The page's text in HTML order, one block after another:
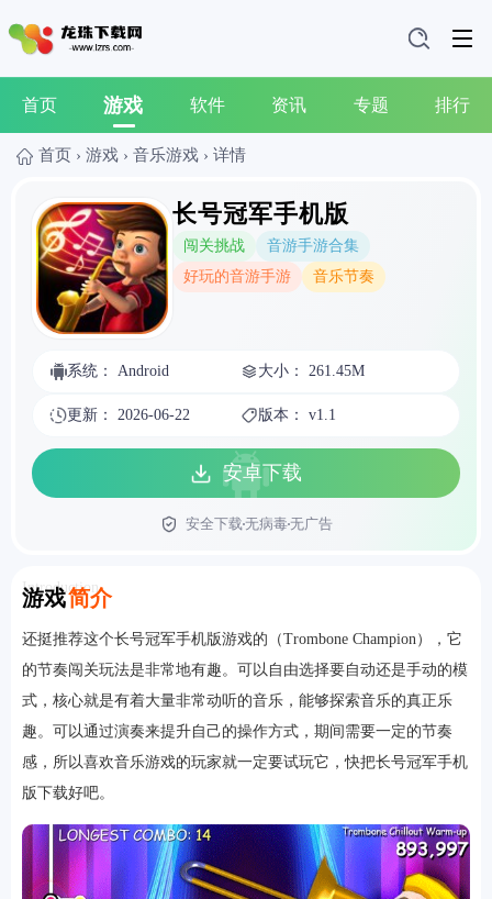
首页 游戏 软件 资讯 专题 排行
首页 › 游戏 › 音乐游戏 › 详情
长号冠军手机版
闯关挑战
音游手游合集
好玩的音游手游
音乐节奏
系统： Android 大小： 261.45M
更新： 2026-06-22 版本： v1.1
安卓下载
安全下载无病毒无广告
游戏简介
Introduction
还挺推荐这个长号冠军手机版游戏的（Trombone Champion），它
的节奏闯关玩法是非常地有趣。可以自由选择要自动还是手动的模
式，核心就是有着大量非常动听的音乐，能够探索音乐的真正乐
趣。可以通过演奏来提升自己的操作方式，期间需要一定的节奏
感，所以喜欢音乐游戏的玩家就一定要试玩它，快把长号冠军手机
版下载好吧。